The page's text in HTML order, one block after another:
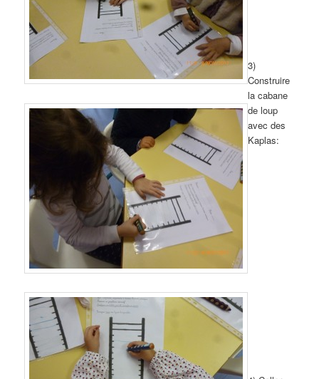
3)
Construire
la cabane
de loup
avec des
Kaplas: